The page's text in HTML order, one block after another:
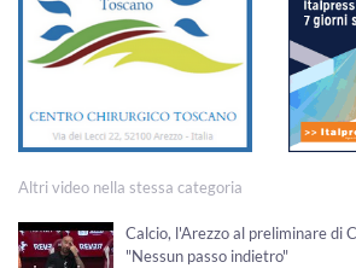
Altri video nella stessa categoria
Calcio, l'Arezzo al preliminare di
"Nessun passo indietro"